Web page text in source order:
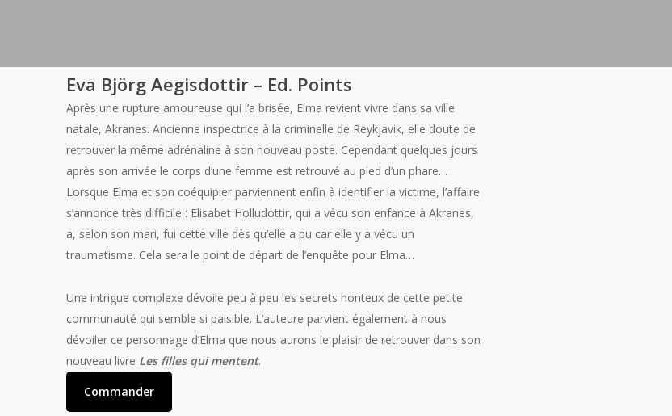
Eva Björg Aegisdottir – Ed. Points
Après une rupture amoureuse qui l’a brisée, Elma revient vivre dans sa ville
natale, Akranes. Ancienne inspectrice à la criminelle de Reykjavik, elle doute de
retrouver la même adrénaline à son nouveau poste. Cependant quelques jours
après son arrivée le corps d’une femme est retrouvé au pied d’un phare…
Lorsque Elma et son coéquipier parviennent enfin à identifier la victime, l’affaire
s’annonce très difficile : Elisabet Holludottir, qui a vécu son enfance à Akranes,
a, selon son mari, fui cette ville dès qu’elle a pu car elle y a vécu un
traumatisme. Cela sera le point de départ de l’enquête pour Elma…
Une intrigue complexe dévoile peu à peu les secrets honteux de cette petite
communauté qui semble si paisible. L’auteure parvient également à nous
dévoiler ce personnage d’Elma que nous aurons le plaisir de retrouver dans son
nouveau livre Les filles qui mentent.
Commander